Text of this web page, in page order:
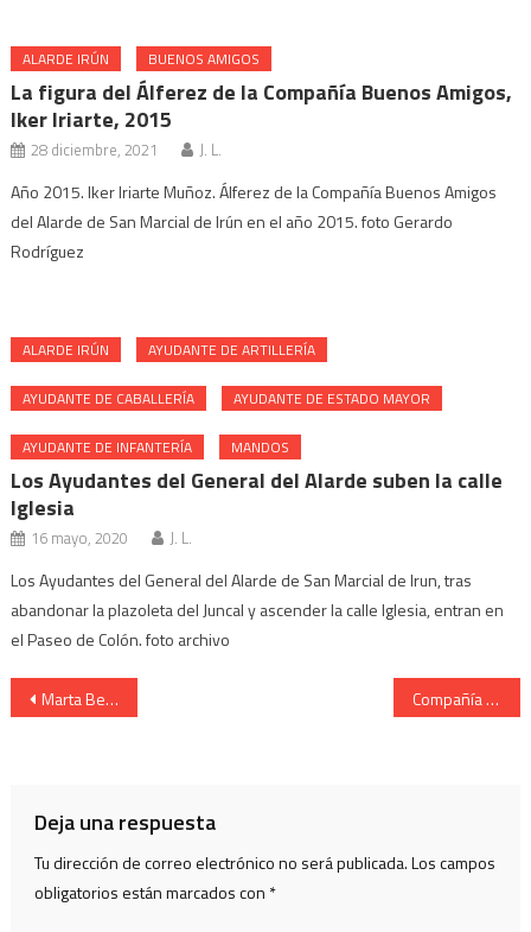
ALARDE IRÚN BUENOS AMIGOS
La figura del Álferez de la Compañía Buenos Amigos,
Iker Iriarte, 2015
28 diciembre, 2021 J. L.
Año 2015. Iker Iriarte Muñoz. Álferez de la Compañía Buenos Amigos
del Alarde de San Marcial de Irún en el año 2015. foto Gerardo
Rodríguez
ALARDE IRÚN AYUDANTE DE ARTILLERÍA
AYUDANTE DE CABALLERÍA AYUDANTE DE ESTADO MAYOR
AYUDANTE DE INFANTERÍA MANDOS
Los Ayudantes del General del Alarde suben la calle
Iglesia
16 mayo, 2020 J. L.
Los Ayudantes del General del Alarde de San Marcial de Irun, tras
abandonar la plazoleta del Juncal y ascender la calle Iglesia, entran en
el Paseo de Colón. foto archivo
Navegación de entradas
Marta Bergareche Cantinera Tamborrada 1999 Compañía Bidasoa Cantinera Idoia Martínez presentación 2006
Deja una respuesta
Tu dirección de correo electrónico no será publicada.Los campos
obligatorios están marcados con *